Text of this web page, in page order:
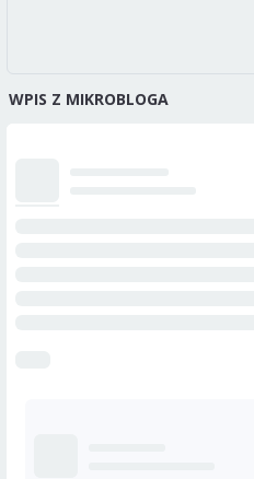
WPIS Z MIKROBLOGA